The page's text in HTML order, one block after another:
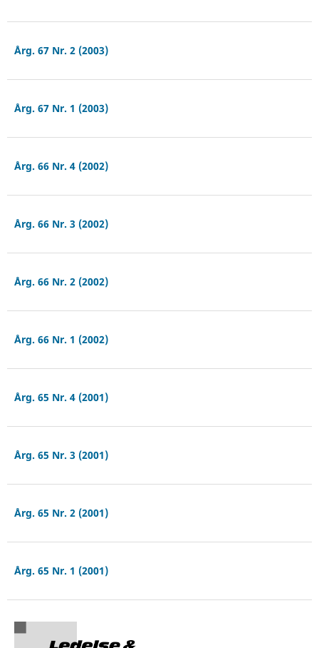
Årg. 67 Nr. 2 (2003)
Årg. 67 Nr. 1 (2003)
Årg. 66 Nr. 4 (2002)
Årg. 66 Nr. 3 (2002)
Årg. 66 Nr. 2 (2002)
Årg. 66 Nr. 1 (2002)
Årg. 65 Nr. 4 (2001)
Årg. 65 Nr. 3 (2001)
Årg. 65 Nr. 2 (2001)
Årg. 65 Nr. 1 (2001)